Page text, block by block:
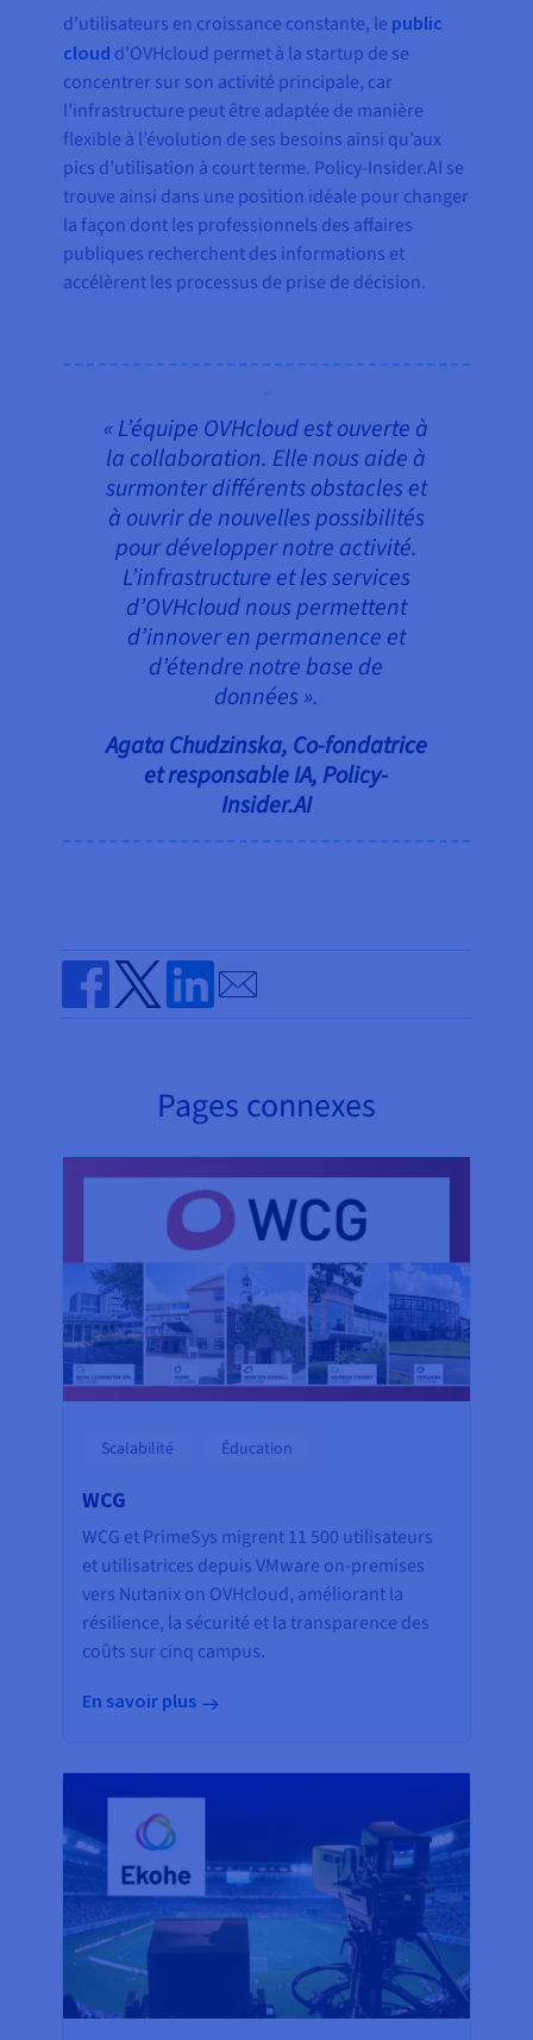
d’utilisateurs en croissance constante, le public
cloud d’OVHcloud permet à la startup de se
concentrer sur son activité principale, car
l’infrastructure peut être adaptée de manière
flexible à l’évolution de ses besoins ainsi qu’aux
pics d’utilisation à court terme. Policy-Insider.AI se
trouve ainsi dans une position idéale pour changer
la façon dont les professionnels des affaires
publiques recherchent des informations et
accélèrent les processus de prise de décision.
« L’équipe OVHcloud est ouverte à
la collaboration. Elle nous aide à
surmonter différents obstacles et
à ouvrir de nouvelles possibilités
pour développer notre activité.
L’infrastructure et les services
d’OVHcloud nous permettent
d’innover en permanence et
d’étendre notre base de
données ».
Agata Chudzinska, Co-fondatrice
et responsable IA, Policy-
Insider.AI
Share on Facebook
Share on Twitter
Share on Linkedin
Send by email
Pages connexes
Scalabilité Éducation
WCG
WCG et PrimeSys migrent 11 500 utilisateurs
et utilisatrices depuis VMware on-premises
vers Nutanix on OVHcloud, améliorant la
résilience, la sécurité et la transparence des
coûts sur cinq campus.
En savoir plus